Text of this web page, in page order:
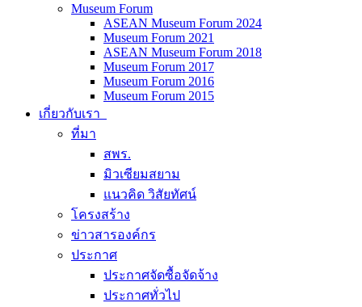
Museum Forum
ASEAN Museum Forum 2024
Museum Forum 2021
ASEAN Museum Forum 2018
Museum Forum 2017
Museum Forum 2016
Museum Forum 2015
เกี่ยวกับเรา
ที่มา
สพร.
มิวเซียมสยาม
แนวคิด วิสัยทัศน์
โครงสร้าง
ข่าวสารองค์กร
ประกาศ
ประกาศจัดซื้อจัดจ้าง
ประกาศทั่วไป